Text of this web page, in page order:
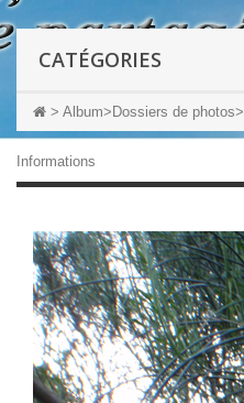
CATÉGORIES
> Album> Dossiers de photos>
Informations